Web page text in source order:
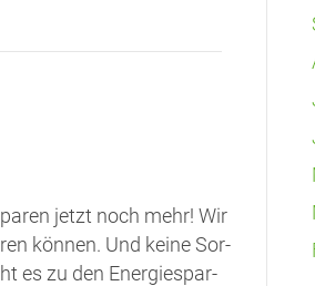
jetzt noch mehr! Wir
kön­nen. Und kei­ne Sor­
es zu den Energiespar-